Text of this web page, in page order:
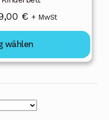
€Preisspanne:
689,00 €
bis
919,00 €
+ MwSt
wählen